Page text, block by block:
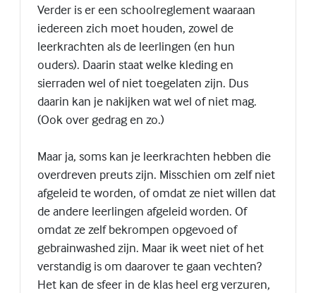
Verder is er een schoolreglement waaraan
iedereen zich moet houden, zowel de
leerkrachten als de leerlingen (en hun
ouders). Daarin staat welke kleding en
sierraden wel of niet toegelaten zijn. Dus
daarin kan je nakijken wat wel of niet mag.
(Ook over gedrag en zo.)
Maar ja, soms kan je leerkrachten hebben die
overdreven preuts zijn. Misschien om zelf niet
afgeleid te worden, of omdat ze niet willen dat
de andere leerlingen afgeleid worden. Of
omdat ze zelf bekrompen opgevoed of
gebrainwashed zijn. Maar ik weet niet of het
verstandig is om daarover te gaan vechten?
Het kan de sfeer in de klas heel erg verzuren,